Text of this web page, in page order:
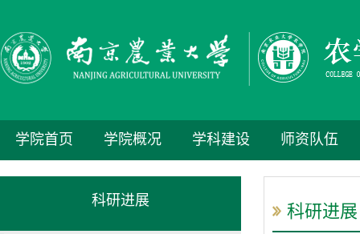
学院首页 学院概况 学科建设 师资队伍
科研进展
科研进展